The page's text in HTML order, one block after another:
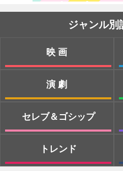
ジャンル別
映画
演劇
セレブ＆ゴシップ
トレンド